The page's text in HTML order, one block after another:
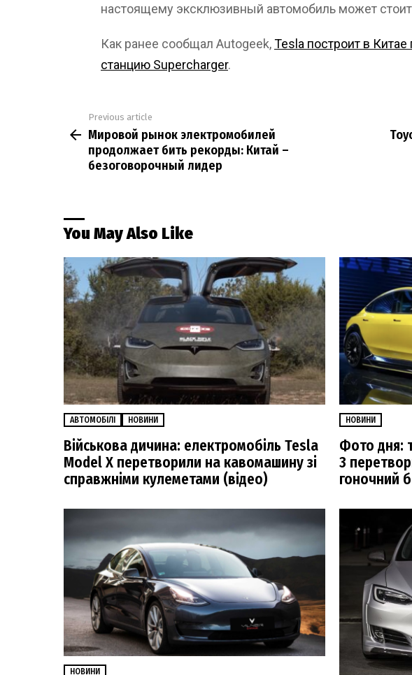
настоящему эксклюзивный автомобиль может
Как ранее сообщал Autogeek,Tesla построит в
станцию Supercharger.
more
Previous article
Мировой рынок электромобилей
продолжает бить рекорды: Китай –
безоговорочный лидер
You May Also Like
АВТОМОБІЛІ НОВИНИ
Військова дичина: електромобіль Tesla
Model X перетворили на кавомашину зі
справжніми кулеметами (відео)
НОВИНИ
Фото дня:
3
гоночний
НОВИНИ